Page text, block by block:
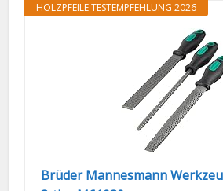
HOLZPFEILE TESTEMPFEHLUNG 2026
Brüder Mannesmann